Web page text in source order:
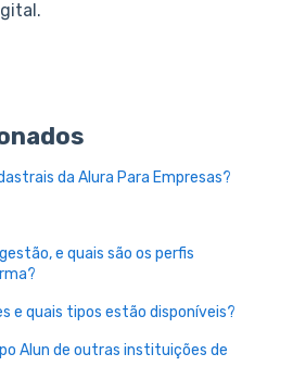
da Alura Para Empresas?
e quais são os perfis
e quais tipos estão disponíveis?
Alun de outras instituições de